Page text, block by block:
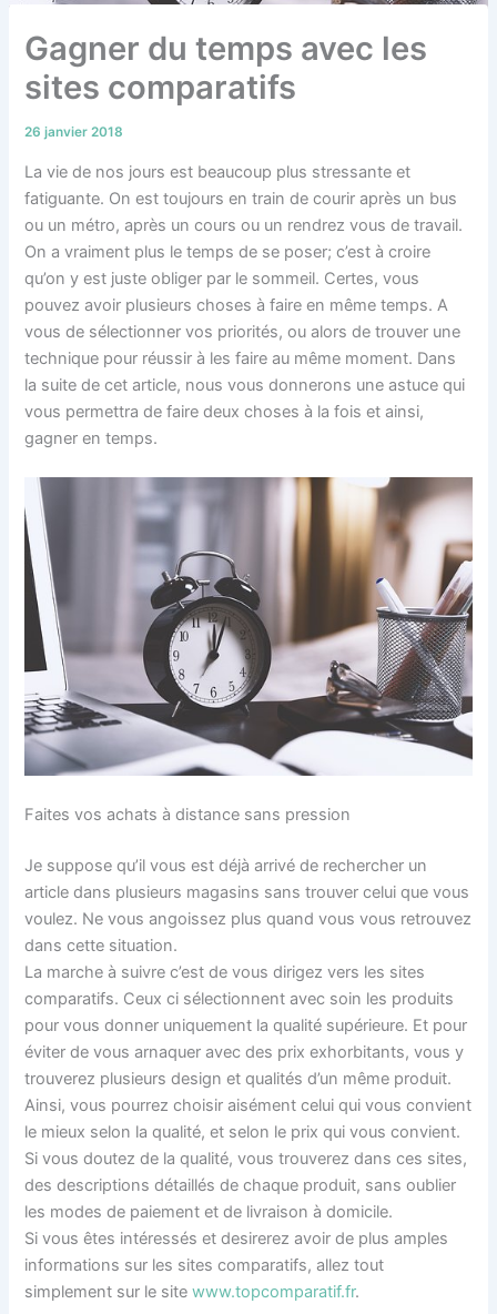
Gagner du temps avec les
sites comparatifs
26 janvier 2018
La vie de nos jours est beaucoup plus stressante et
fatiguante. On est toujours en train de courir après un bus
ou un métro, après un cours ou un rendrez vous de travail.
On a vraiment plus le temps de se poser; c’est à croire
qu’on y est juste obliger par le sommeil. Certes, vous
pouvez avoir plusieurs choses à faire en même temps. A
vous de sélectionner vos priorités, ou alors de trouver une
technique pour réussir à les faire au même moment. Dans
la suite de cet article, nous vous donnerons une astuce qui
vous permettra de faire deux choses à la fois et ainsi,
gagner en temps.
Faites vos achats à distance sans pression
Je suppose qu’il vous est déjà arrivé de rechercher un
article dans plusieurs magasins sans trouver celui que vous
voulez. Ne vous angoissez plus quand vous vous retrouvez
dans cette situation.
La marche à suivre c’est de vous dirigez vers les sites
comparatifs. Ceux ci sélectionnent avec soin les produits
pour vous donner uniquement la qualité supérieure. Et pour
éviter de vous arnaquer avec des prix exhorbitants, vous y
trouverez plusieurs design et qualités d’un même produit.
Ainsi, vous pourrez choisir aisément celui qui vous convient
le mieux selon la qualité, et selon le prix qui vous convient.
Si vous doutez de la qualité, vous trouverez dans ces sites,
des descriptions détaillés de chaque produit, sans oublier
les modes de paiement et de livraison à domicile.
Si vous êtes intéressés et desirerez avoir de plus amples
informations sur les sites comparatifs, allez tout
simplement sur le sitewww.topcomparatif.fr.